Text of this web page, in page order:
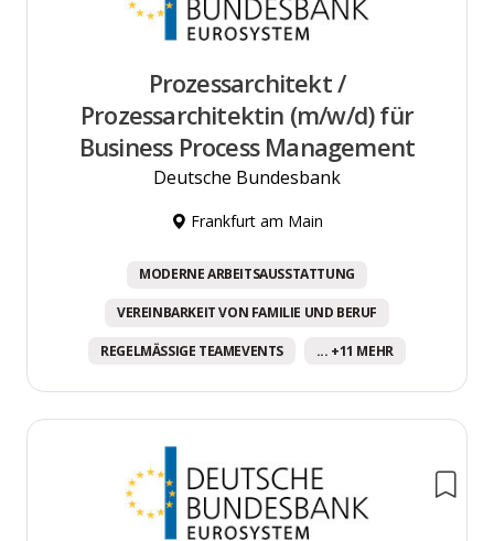
Prozessarchitekt /
Prozessarchitektin (m/w/d) für
Business Process Management
Deutsche Bundesbank
Frankfurt am Main
MODERNE ARBEITSAUSSTATTUNG
VEREINBARKEIT VON FAMILIE UND BERUF
REGELMÄSSIGE TEAMEVENTS ... +11 MEHR